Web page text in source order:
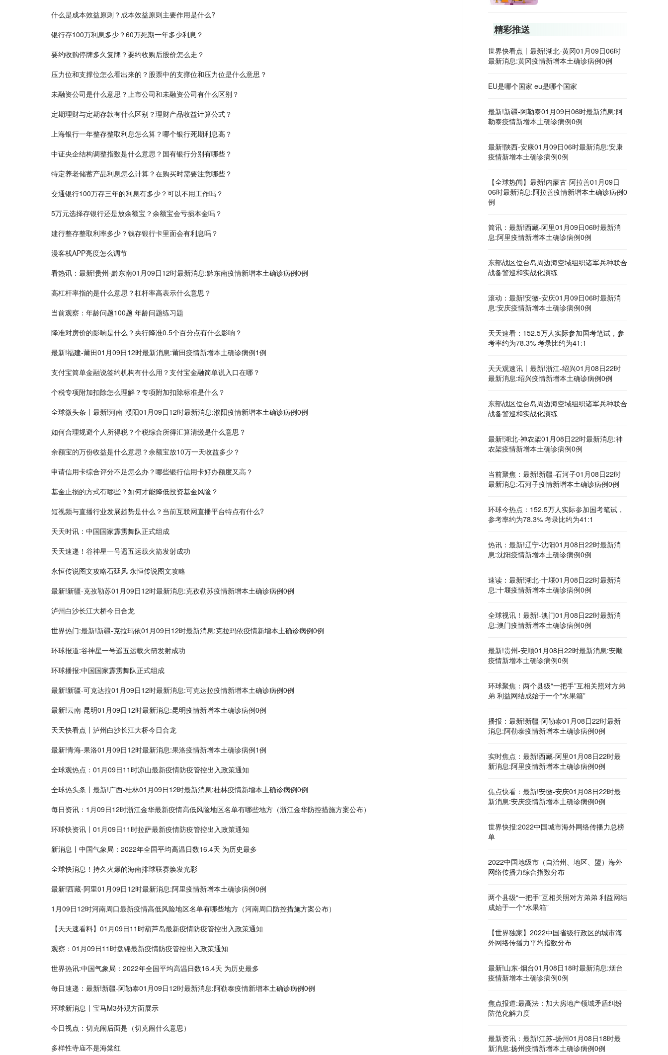
什么是成本效益原则？成本效益原则主要作用是什么?
银行存100万利息多少？60万死期一年多少利息？
要约收购停牌多久复牌？要约收购后股价怎么走？
压力位和支撑位怎么看出来的？股票中的支撑位和压力位是什么意思？
未融资公司是什么意思？上市公司和未融资公司有什么区别？
定期理财与定期存款有什么区别？理财产品收益计算公式？
上海银行一年整存整取利息怎么算？哪个银行死期利息高？
中证央企结构调整指数是什么意思？国有银行分别有哪些？
特定养老储蓄产品利息怎么计算？在购买时需要注意哪些？
交通银行100万存三年的利息有多少？可以不用工作吗？
5万元选择存银行还是放余额宝？余额宝会亏损本金吗？
建行整存整取利率多少？钱存银行卡里面会有利息吗？
漫客栈APP亮度怎么调节
看热讯：最新!贵州-黔东南01月09日12时最新消息:黔东南疫情新增本土确诊病例0例
​高杠杆率指的是什么意思？杠杆率高表示什么意思？
当前观察：年龄问题100题 年龄问题练习题
降准对房价的影响是什么？央行降准0.5个百分点有什么影响？
最新!福建-莆田01月09日12时最新消息:莆田疫情新增本土确诊病例1例
支付宝简单金融说签约机构有什么用？支付宝金融简单说入口在哪？
个税专项附加扣除怎么理解？专项附加扣除标准是什么？
全球微头条丨最新!河南-濮阳01月09日12时最新消息:濮阳疫情新增本土确诊病例0例
如何合理规避个人所得税？个税综合所得汇算清缴是什么意思？
余额宝的万份收益是什么意思？余额宝放10万一天收益多少？
申请信用卡综合评分不足怎么办？哪些银行信用卡好办额度又高？
基金止损的方式有哪些？如何才能降低投资基金风险？
短视频与直播行业发展趋势是什么？当前互联网直播平台特点有什么?
天天时讯：中国国家霹雳舞队正式组成
天天速递！谷神星一号遥五运载火箭发射成功
永恒传说图文攻略石延风 永恒传说图文攻略
最新!新疆-克孜勒苏01月09日12时最新消息:克孜勒苏疫情新增本土确诊病例0例
泸州白沙长江大桥今日合龙
世界热门:最新!新疆-克拉玛依01月09日12时最新消息:克拉玛依疫情新增本土确诊病例0例
环球报道:谷神星一号遥五运载火箭发射成功
环球播报:中国国家霹雳舞队正式组成
最新!新疆-可克达拉01月09日12时最新消息:可克达拉疫情新增本土确诊病例0例
最新!云南-昆明01月09日12时最新消息:昆明疫情新增本土确诊病例0例
天天快看点丨泸州白沙长江大桥今日合龙
最新!青海-果洛01月09日12时最新消息:果洛疫情新增本土确诊病例1例
全球观热点：01月09日11时凉山最新疫情防疫管控出入政策通知
全球热头条丨最新!广西-桂林01月09日12时最新消息:桂林疫情新增本土确诊病例0例
每日资讯：1月09日12时浙江金华最新疫情高低风险地区名单有哪些地方（浙江金华防控措施方案公布）
环球快资讯丨01月09日11时拉萨最新疫情防疫管控出入政策通知
新消息丨中国气象局：2022年全国平均高温日数16.4天 为历史最多
全球快消息！持久火爆的海南排球联赛焕发光彩
最新!西藏-阿里01月09日12时最新消息:阿里疫情新增本土确诊病例0例
1月09日12时河南周口最新疫情高低风险地区名单有哪些地方（河南周口防控措施方案公布）
【天天速看料】01月09日11时葫芦岛最新疫情防疫管控出入政策通知
观察：01月09日11时盘锦最新疫情防疫管控出入政策通知
世界热讯:中国气象局：2022年全国平均高温日数16.4天 为历史最多
每日速递：最新!新疆-阿勒泰01月09日12时最新消息:阿勒泰疫情新增本土确诊病例0例
环球新消息丨宝马M3外观方面展示
今日视点：切克闹后面是（切克闹什么意思）
多样性寺庙不是海棠红
精彩推送
世界快看点丨最新!湖北-黄冈01月09日06时
最新消息:黄冈疫情新增本土确诊病例0例
EU是哪个国家 eu是哪个国家
最新!新疆-阿勒泰01月09日06时最新消息:阿
勒泰疫情新增本土确诊病例0例
最新!陕西-安康01月09日06时最新消息:安康
疫情新增本土确诊病例0例
【全球热闻】最新!内蒙古-阿拉善01月09日
06时最新消息:阿拉善疫情新增本土确诊病例0
例
简讯：最新!西藏-阿里01月09日06时最新消
息:阿里疫情新增本土确诊病例0例
东部战区位台岛周边海空域组织诸军兵种联合
战备警巡和实战化演练
滚动：最新!安徽-安庆01月09日06时最新消
息:安庆疫情新增本土确诊病例0例
天天速看：152.5万人实际参加国考笔试，参
考率约为78.3% 考录比约为41:1
天天观速讯丨最新!浙江-绍兴01月08日22时
最新消息:绍兴疫情新增本土确诊病例0例
东部战区位台岛周边海空域组织诸军兵种联合
战备警巡和实战化演练
最新!湖北-神农架01月08日22时最新消息:神
农架疫情新增本土确诊病例0例
当前聚焦：最新!新疆-石河子01月08日22时
最新消息:石河子疫情新增本土确诊病例0例
环球今热点：152.5万人实际参加国考笔试，
参考率约为78.3% 考录比约为41:1
热讯：最新!辽宁-沈阳01月08日22时最新消
息:沈阳疫情新增本土确诊病例0例
速读：最新!湖北-十堰01月08日22时最新消
息:十堰疫情新增本土确诊病例0例
全球视讯！最新!-澳门01月08日22时最新消
息:澳门疫情新增本土确诊病例0例
最新!贵州-安顺01月08日22时最新消息:安顺
疫情新增本土确诊病例0例
环球聚焦：两个县级“一把手”互相关照对方弟
弟 利益网结成始于一个“水果箱”
播报：最新!新疆-阿勒泰01月08日22时最新
消息:阿勒泰疫情新增本土确诊病例0例
实时焦点：最新!西藏-阿里01月08日22时最
新消息:阿里疫情新增本土确诊病例0例
焦点快看：最新!安徽-安庆01月08日22时最
新消息:安庆疫情新增本土确诊病例0例
世界快报:2022中国城市海外网络传播力总榜
单
2022中国地级市（自治州、地区、盟）海外
网络传播力综合指数分布
两个县级“一把手”互相关照对方弟弟 利益网结
成始于一个“水果箱”
【世界独家】2022中国省级行政区的城市海
外网络传播力平均指数分布
最新!山东-烟台01月08日18时最新消息:烟台
疫情新增本土确诊病例0例
焦点报道:最高法：加大房地产领域矛盾纠纷
防范化解力度
最新资讯：最新!江苏-扬州01月08日18时最
新消息:扬州疫情新增本土确诊病例0例